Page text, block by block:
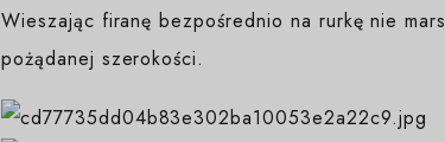
Wieszając firanę bezpośrednio na rurkę nie
pożądanej szerokości.